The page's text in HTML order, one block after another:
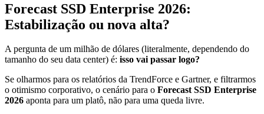
Forecast SSD Enterprise 2026:
Estabilização ou nova alta?
A pergunta de um milhão de dólares (literalmente, dependendo do
tamanho do seu data center) é: isso vai passar logo?
Se olharmos para os relatórios da TrendForce e Gartner, e filtrarmos
o otimismo corporativo, o cenário para o Forecast SSD Enterprise
2026 aponta para um platô, não para uma queda livre.